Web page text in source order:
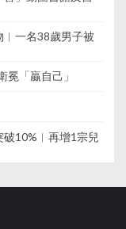
一名38歲男子被
「贏自己」
10%︱再增1宗兒